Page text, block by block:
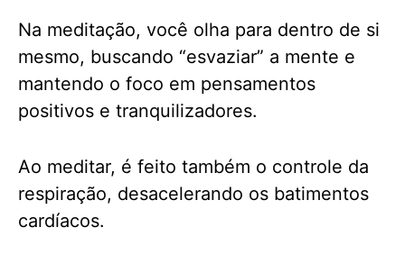
Na meditação, você olha para dentro de si
mesmo, buscando “esvaziar” a mente e
mantendo o foco em pensamentos
positivos e tranquilizadores.
Ao meditar, é feito também o controle da
respiração, desacelerando os batimentos
cardíacos.